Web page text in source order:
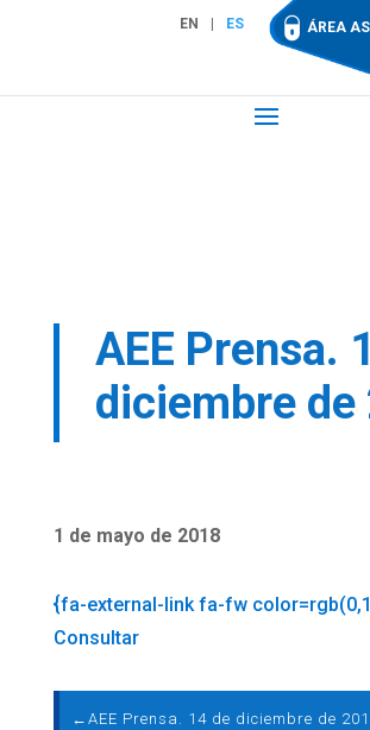
EN ES ÁREA
AEE Prensa.
diciembre de
1 de mayo de 2018
{fa-external-link fa-fw
Consultar
← AEE Prensa. 14 de diciembre de